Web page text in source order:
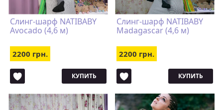
Слинг-шарф NATIBABY
Avocado (4,6 м)
2200 грн.
КУПИТЬ
Слинг-шарф NATIBABY
Madagascar (4,6 м)
2200 грн.
КУПИТЬ